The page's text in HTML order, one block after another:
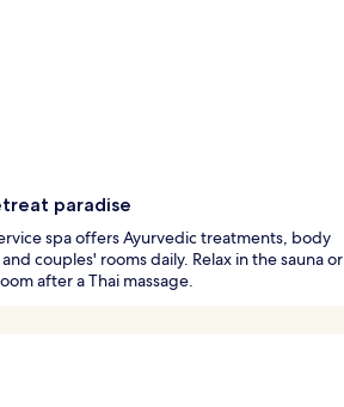
paradise
spa offers Ayurvedic treatments, body
couples' rooms daily. Relax in the sauna or
after a Thai massage.